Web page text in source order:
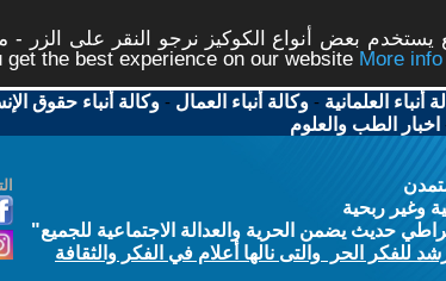
بعض أنواع الكوكيز نرجو النقر على الزر
the best experience on our website
أنباء العلمانية -وكالة أنباء العمال -وكالة أنباء حقوق
اخبار الطب والعلوم
وغير ربحية
حديث يضمن الحرية والعدالة الاجتماعية للجميع"
للفكر الحر والتى نالها أعلام في الفكر والثقافة